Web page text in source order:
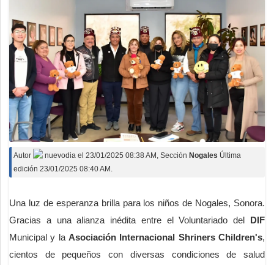
Autor nuevodia el 23/01/2025 08:38 AM , Sección Nogales Última
edición 23/01/2025 08:40 AM.
Una luz de esperanza brilla para los niños de Nogales, Sonora.
Gracias a una alianza inédita entre el Voluntariado del DIF
Municipal y la Asociación Internacional Shriners Children's,
cientos de pequeños con diversas condiciones de salud